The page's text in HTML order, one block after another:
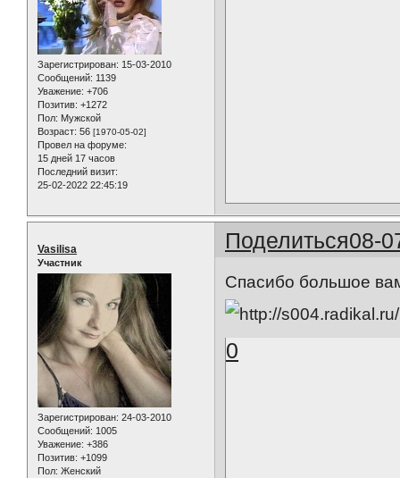
Зарегистрирован: 15-03-2010
Сообщений: 1139
Уважение: +706
Позитив: +1272
Пол: Мужской
Возраст: 56 [1970-05-02]
Провел на форуме:
15 дней 17 часов
Последний визит:
25-02-2022 22:45:19
Поделиться08-
Vasilisa
Участник
Зарегистрирован: 24-03-2010
Сообщений: 1005
Уважение: +386
Позитив: +1099
Пол: Женский
Спасибо большое
0